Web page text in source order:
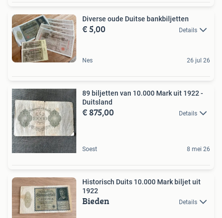
Diverse oude Duitse bankbiljetten
€ 5,00 Details
Nes 26 jul 26
89 biljetten van 10.000 Mark uit 1922 -
Duitsland
€ 875,00 Details
Soest 8 mei 26
Historisch Duits 10.000 Mark biljet uit
1922
Bieden Details